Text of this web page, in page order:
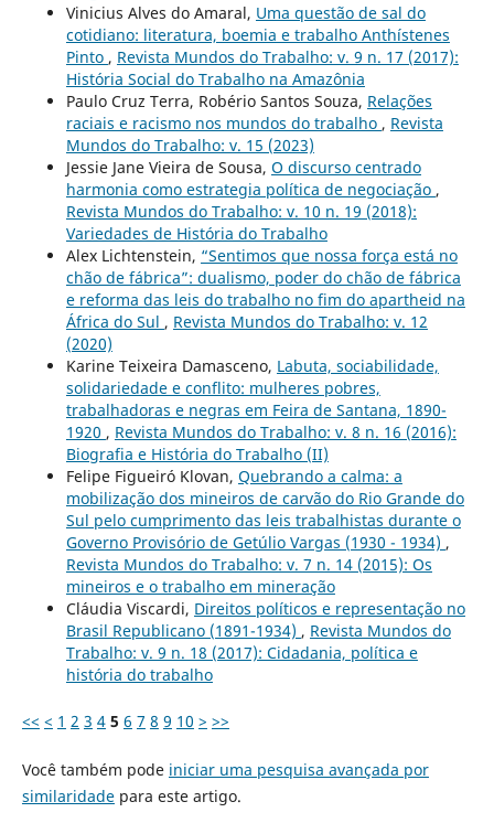
Vinicius Alves do Amaral, Uma questão de sal do
cotidiano: literatura, boemia e trabalho Anthístenes
Pinto , Revista Mundos do Trabalho: v. 9 n. 17 (2017):
História Social do Trabalho na Amazônia
Paulo Cruz Terra, Robério Santos Souza, Relações
raciais e racismo nos mundos do trabalho , Revista
Mundos do Trabalho: v. 15 (2023)
Jessie Jane Vieira de Sousa, O discurso centrado
harmonia como estrategia política de negociação ,
Revista Mundos do Trabalho: v. 10 n. 19 (2018):
Variedades de História do Trabalho
Alex Lichtenstein, “Sentimos que nossa força está no
chão de fábrica”: dualismo, poder do chão de fábrica
e reforma das leis do trabalho no fim do apartheid na
África do Sul , Revista Mundos do Trabalho: v. 12
(2020)
Karine Teixeira Damasceno, Labuta, sociabilidade,
solidariedade e conflito: mulheres pobres,
trabalhadoras e negras em Feira de Santana, 1890-
1920 , Revista Mundos do Trabalho: v. 8 n. 16 (2016):
Biografia e História do Trabalho (II)
Felipe Figueiró Klovan, Quebrando a calma: a
mobilização dos mineiros de carvão do Rio Grande do
Sul pelo cumprimento das leis trabalhistas durante o
Governo Provisório de Getúlio Vargas (1930 - 1934) ,
Revista Mundos do Trabalho: v. 7 n. 14 (2015): Os
mineiros e o trabalho em mineração
Cláudia Viscardi, Direitos políticos e representação no
Brasil Republicano (1891-1934) , Revista Mundos do
Trabalho: v. 9 n. 18 (2017): Cidadania, política e
história do trabalho
<< < 1 2 3 4 5 6 7 8 9 10 > >>
Você também pode iniciar uma pesquisa avançada por
similaridadepara este artigo.